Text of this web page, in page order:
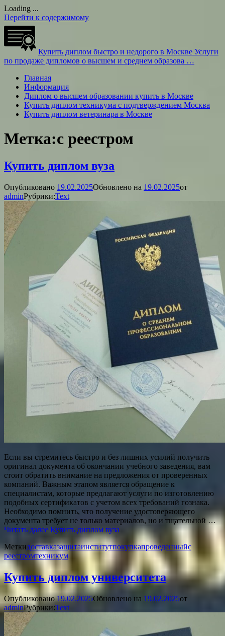
Loading ...
Перейти к содержимому
Купить диплом быстро и недорого в Москве Услуги
по продаже дипломов о высшем и среднем образова …
Главная
Информация
Диплом о высшем образовании купить в Москве
Купить диплом техникума с подтверждением Москва
Купить диплом ветеринара в Москве
Метка:с реестром
Купить диплом вуза
Опубликовано 19.02.2025Обновлено на 19.02.2025от
adminРубрики:Text
Если вы стремитесь быстро и без лишних усилий получить
оригинал документа об окончании учебного заведения, вам
стоит обратить внимание на предложения от проверенных
компаний. Важным этапом является обращение к
специалистам, которые предлагают услуги по изготовлению
подобных сертификатов с учетом всех требований гознака.
Необходимо помнить, что получение удостоверяющего
документа требует не только материалов, но и тщательной …
Читать далее Купить диплом вуза
Меткидоставказащитаинститутпокупкапроведенныйс
реестромтехникум
Купить диплом университета
Опубликовано19.02.2025Обновлено на 19.02.2025от
adminРубрики:Text